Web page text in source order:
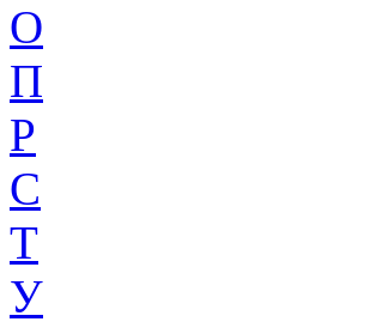
О
П
Р
С
Т
У